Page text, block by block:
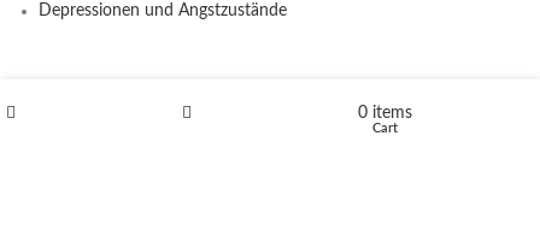
Depressionen und Angstzustände
0 items
Cart